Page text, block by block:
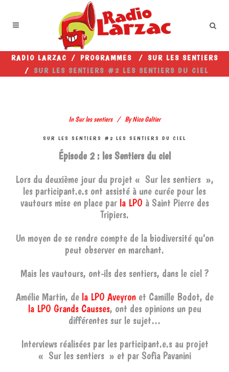
RADIO LARZAC / PROGRAMMES / SUR LES SENTIERS
/ SUR LES SENTIERS #2 LES SENTIERS DU CIEL
In Sur les sentiers By Nico Galtier
SUR LES SENTIERS #2 LES SENTIERS DU CIEL
Épisode 2 : les Sentiers du ciel
Lors du deuxième jour du projet « Sur les sentiers »,
les participant.e.s ont assisté à une curée pour les
vautours mise en place par la LPO à Saint Pierre des
Tripiers.
Un moyen de se rendre compte de la biodiversité qu’on
peut observer en marchant.
Mais les vautours, ont-ils des sentiers, dans le ciel ?
Amélie Martin, de la LPO Aveyronet Camille Bodot, de
la LPO Grands Causses, ont des opinions un peu
différentes sur le sujet…
Interviews réalisées par les participant.e.s au projet
« Sur les sentiers » et par Sofia Pavanini